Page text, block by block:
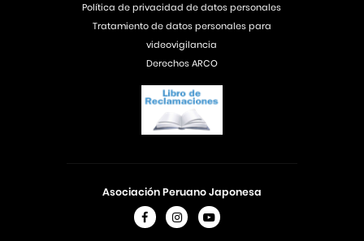
Asociación Peruano Japonesa
Política de privacidad de datos personales
Tratamiento de datos personales para
videovigilancia
Derechos ARCO